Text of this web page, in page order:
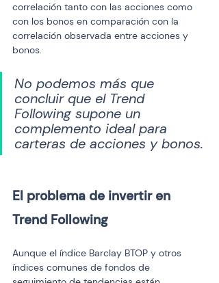
correlación tanto con las acciones como
con los bonos en comparación con la
correlación observada entre acciones y
bonos.
No podemos más que
concluir que el Trend
Following supone un
complemento ideal para
carteras de acciones y bonos.
El problema de invertir en
Trend Following
Aunque el índice Barclay BTOP y otros
índices comunes de fondos de